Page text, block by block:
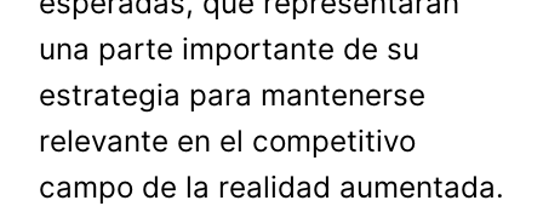
una parte importante de su
estrategia para mantenerse
relevante en el competitivo
campo de la realidad aumentada.